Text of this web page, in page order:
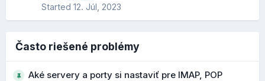
vyhľadávania v adresári.
presnejšie vyhľadávanie vo väčších adresároch
Started 12. Júl, 2023
Často riešené problémy
Aké servery a porty si nastaviť pre IMAP, POP